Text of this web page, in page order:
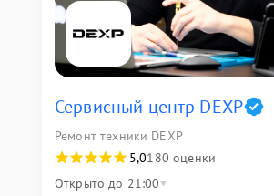
Сервисный центр DEXP
Ремонт техники DEXP
5,0180 оценки
Открыто до 21:00